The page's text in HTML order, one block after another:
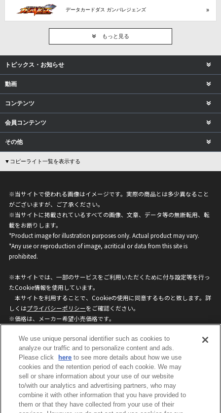
データカードダス ガンバレジェンズ
もっと見る
トピックス・お知らせ
動画
コンテンツ
会員コンテンツ
その他
▼コピーライト一覧を表示する
※当サイトで使われる画像はイメージです。実際の商品とは多少異なること
がございますが、ご了承ください。
※当サイトに掲載されているすべての画像、文章、データ等の無断転用、転
載をお断りします。
*Product image for illustration purposes only. Actual product may vary.
*Any use or reproduction of image, acritical or data from this site is
prohibited.
※本サイトでは、一部のサービスをご利用いただくために付与設定等を行っ
たCookie情報を使用しています。
本サイトを利用することで、Cookieの使用に同意するものと致します。詳
しくはプライバシーポリシーをご確認ください。
※価格は、メーカー希望小売価格です。
ざいますのでご了承ください。
privacypolicy
Do Not Sell or Share My
Personal Information
ウェブサイトご利用条件
ソーシャルメディアポリシー
個人情報保護方針
お問い合わせ
We use unique personal identifier such as cookies to
analyze our traffic and to personalize content and ads.
Please click
here to see more details about how we use
cookies and the retention period of each cookie. We may
sell or share information about your use of our website
to/with our analytics and advertising partners, who may
combine it with other information that you have provided to
them or that they have collected from your use of their